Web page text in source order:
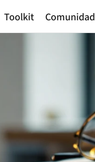
Toolkit Comunidad